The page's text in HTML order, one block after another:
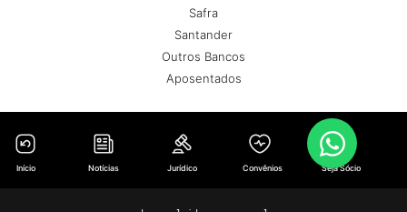
Safra
Santander
Outros Bancos
Aposentados
Início Notícias Jurídico Convênios Seja Sócio